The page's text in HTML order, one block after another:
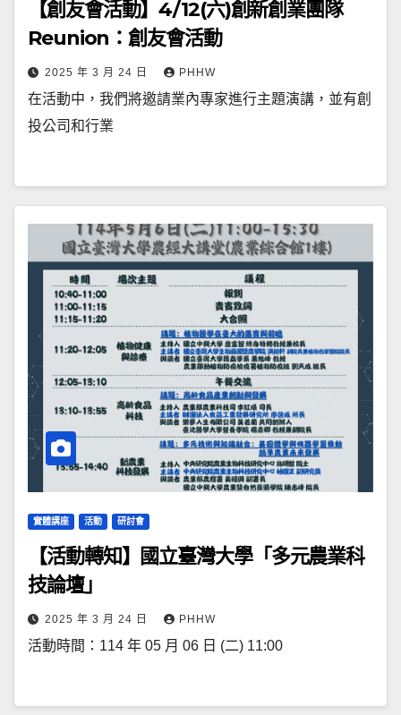
【創友會活動】4/12(六)創新創業團隊
Reunion：創友會活動
2025 年 3 月 24 日 PHHW
在活動中，我們將邀請業內專家進行主題演講，並有創
投公司和行業
實體講座 活動 研討會
【活動轉知】國立臺灣大學「多元農業科
技論壇」
2025 年 3 月 24 日 PHHW
活動時間：114 年 05 月 06 日 (二) 11:00